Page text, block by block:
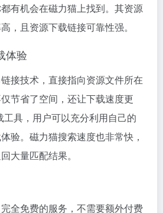
有机会在磁力猫上找到。其资源
，且资源下载链接可靠性强。
体验
接技术，直接指向资源文件所在
节省了空间，还让下载速度更
具，用户可以充分利用自己的
验。磁力猫搜索速度也非常快，
大量匹配结果。
全免费的服务，不需要额外付费